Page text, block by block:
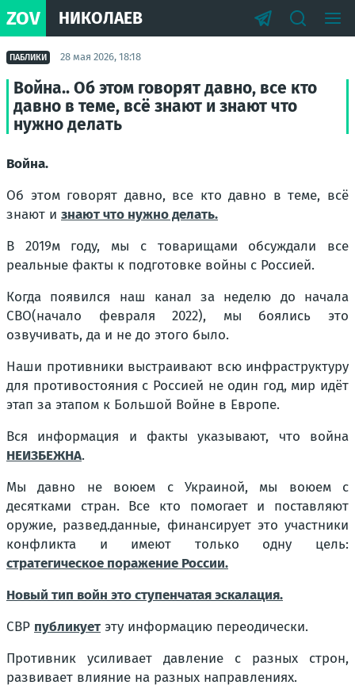
ZOV НИКОЛАЕВ
ПАБЛИКИ 28 мая 2026, 18:18
Война.. Об этом говорят давно, все кто
давно в теме, всё знают и знают что
нужно делать
Война.
Об этом говорят давно, все кто давно в теме, всё
знают и знают что нужно делать.
В 2019м году, мы с товарищами обсуждали все
реальные факты к подготовке войны с Россией.
Когда появился наш канал за неделю до начала
СВО(начало февраля 2022), мы боялись это
озвучивать, да и не до этого было.
Наши противники выстраивают всю инфраструктуру
для противостояния с Россией не один год, мир идёт
этап за этапом к Большой Войне в Европе.
Вся информация и факты указывают, что война
НЕИЗБЕЖНА.
Мы давно не воюем с Украиной, мы воюем с
десятками стран. Все кто помогает и поставляют
оружие, развед.данные, финансирует это участники
конфликта и имеют только одну цель:
стратегическое поражение России.
Новый тип войн это ступенчатая эскалация.
СВР публикует эту информацию переодически.
Противник усиливает давление с разных строн,
развивает влияние на разных направлениях.